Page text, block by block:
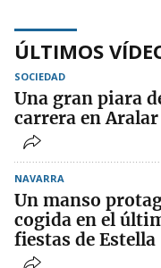
ÚLTIMOS
SOCIEDAD
Una gran piara
carrera en Aralar
NAVARRA
Un manso
cogida en el
fiestas de